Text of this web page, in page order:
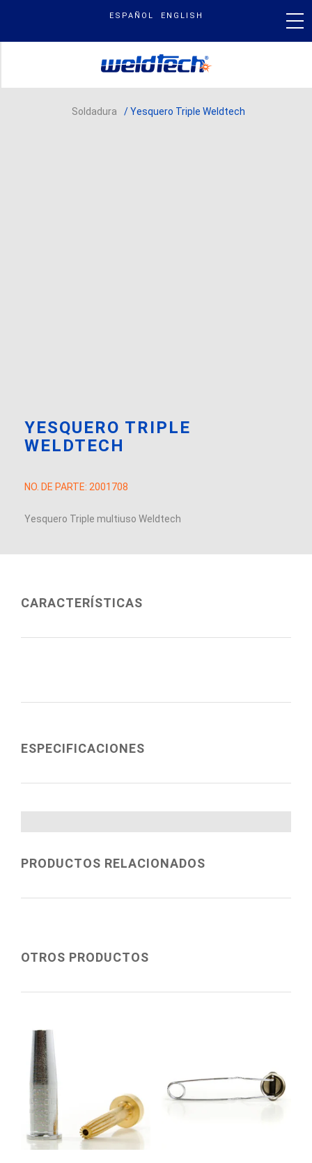
ESPAÑOL ENGLISH
Soldadura / Yesquero Triple Weldtech
YESQUERO TRIPLE
WELDTECH
NO. DE PARTE: 2001708
Yesquero Triple multiuso Weldtech
CARACTERÍSTICAS
ESPECIFICACIONES
PRODUCTOS RELACIONADOS
OTROS PRODUCTOS